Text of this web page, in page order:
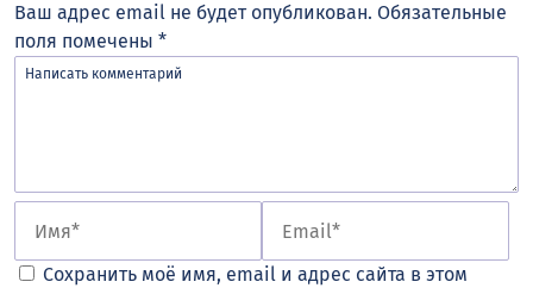
Ваш адрес email не будет опубликован. Обязательные
поля помечены *
Сохранить моё имя, email и адрес сайта в этом